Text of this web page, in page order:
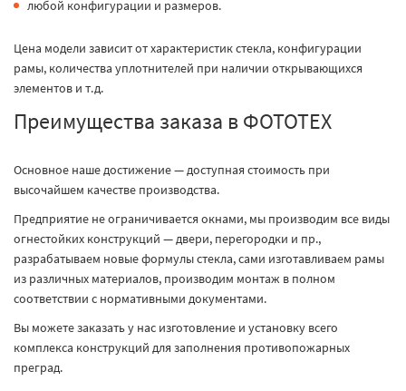
любой конфигурации и размеров.
Цена модели зависит от характеристик стекла, конфигурации
рамы, количества уплотнителей при наличии открывающихся
элементов и т.д.
Преимущества заказа в ФОТОТЕХ
Основное наше достижение — доступная стоимость при
высочайшем качестве производства.
Предприятие не ограничивается окнами, мы производим все виды
огнестойких конструкций — двери, перегородки и пр.,
разрабатываем новые формулы стекла, сами изготавливаем рамы
из различных материалов, производим монтаж в полном
соответствии с нормативными документами.
Вы можете заказать у нас изготовление и установку всего
комплекса конструкций для заполнения противопожарных
преград.